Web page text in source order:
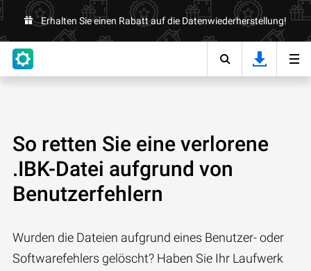
Erhalten Sie einen Rabatt auf die Datenwiederherstellung!
So retten Sie eine verlorene
.IBK-Datei aufgrund von
Benutzerfehlern
Wurden die Dateien aufgrund eines Benutzer- oder
Softwarefehlers gelöscht? Haben Sie Ihr Laufwerk